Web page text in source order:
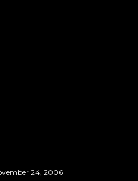
24, 2006